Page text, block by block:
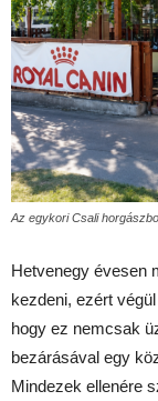
Az egykori Csali
Hetvenegy évesen
kezdeni, ezért
hogy ez nemcsak
bezárásával egy
Mindezek ellenére